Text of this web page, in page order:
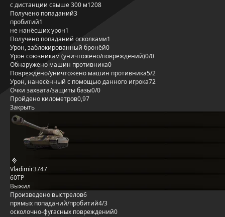
с дистанции свыше 300 м1208
Получено попаданий3
пробитий1
не нанёсших урон1
Получено попаданий осколками1
Урон, заблокированный бронёй0
Урон союзникам (уничтожено/повреждений)0/0
Обнаружено машин противника0
Повреждено/уничтожено машин противника5/2
Урон, нанесённый с помощью данного игрока72
Очки захвата/защиты базы0/0
Пройдено километров0,97
Закрыть
Vladimir3747
60TP
Выжил
Произведено выстрелов6
прямых попаданий/пробитий4/3
осколочно-фугасных повреждений0